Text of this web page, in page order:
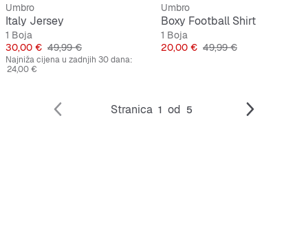
Umbro
Italy Jersey
1 Boja
Cijena
30,00 € Originalna cijena
49,99 €
Najniža cijena u zadnjih 30 dana:
24,00 €
Umbro
Boxy Football Shirt
1 Boja
Cijena
20,00 € Originalna cijena
49,99 €
Stranica 1 od 5